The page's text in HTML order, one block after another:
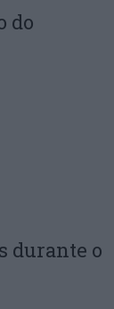
do
durante o